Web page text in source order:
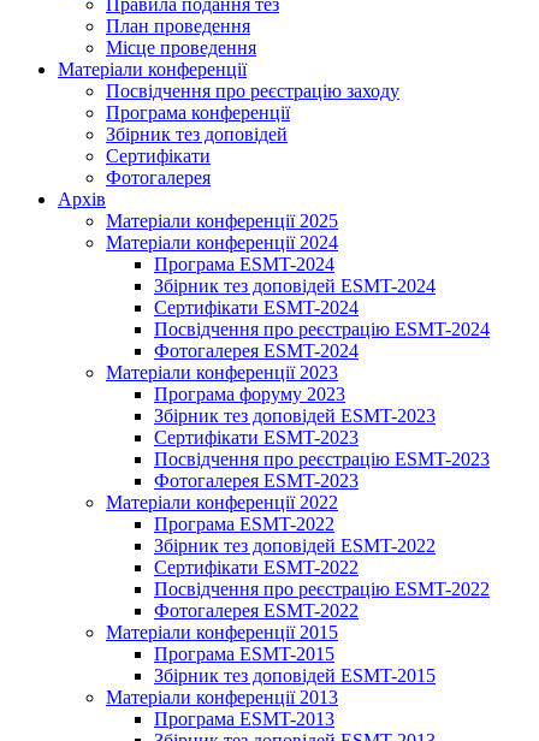
Правила подання тез
План проведення
Місце проведення
Матеріали конференції
Посвідчення про реєстрацію заходу
Програма конференції
Збірник тез доповідей
Сертифікати
Фотогалерея
Архів
Матеріали конференції 2025
Матеріали конференції 2024
Програма ESMT-2024
Збірник тез доповідей ESMT-2024
Сертифікати ESMT-2024
Посвідчення про реєстрацію ESMT-2024
Фотогалерея ESMT-2024
Матеріали конференції 2023
Програма форуму 2023
Збірник тез доповідей ESMT-2023
Сертифікати ESMT-2023
Посвідчення про реєстрацію ESMT-2023
Фотогалерея ESMT-2023
Матеріали конференції 2022
Програма ESMT-2022
Збірник тез доповідей ESMT-2022
Сертифікати ESMT-2022
Посвідчення про реєстрацію ESMT-2022
Фотогалерея ESMT-2022
Матеріали конференції 2015
Програма ESMT-2015
Збірник тез доповідей ESMT-2015
Матеріали конференції 2013
Програма ESMT-2013